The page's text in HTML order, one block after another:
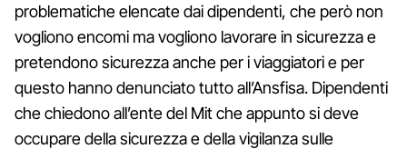
problematiche elencate dai dipendenti, che però non
vogliono encomi ma vogliono lavorare in sicurezza e
pretendono sicurezza anche per i viaggiatori e per
questo hanno denunciato tutto all’Ansfisa. Dipendenti
che chiedono all’ente del Mit che appunto si deve
occupare della sicurezza e della vigilanza sulle